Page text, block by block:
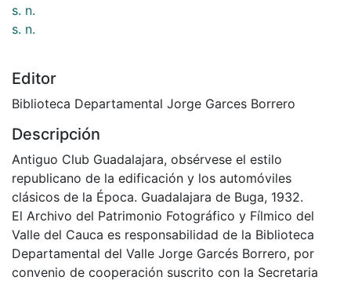
s. n.
s. n.
Editor
Biblioteca Departamental Jorge Garces Borrero
Descripción
Antiguo Club Guadalajara, obsérvese el estilo
republicano de la edificación y los automóviles
clásicos de la Época. Guadalajara de Buga, 1932.
El Archivo del Patrimonio Fotográfico y Fílmico del
Valle del Cauca es responsabilidad de la Biblioteca
Departamental del Valle Jorge Garcés Borrero, por
convenio de cooperación suscrito con la Secretaria